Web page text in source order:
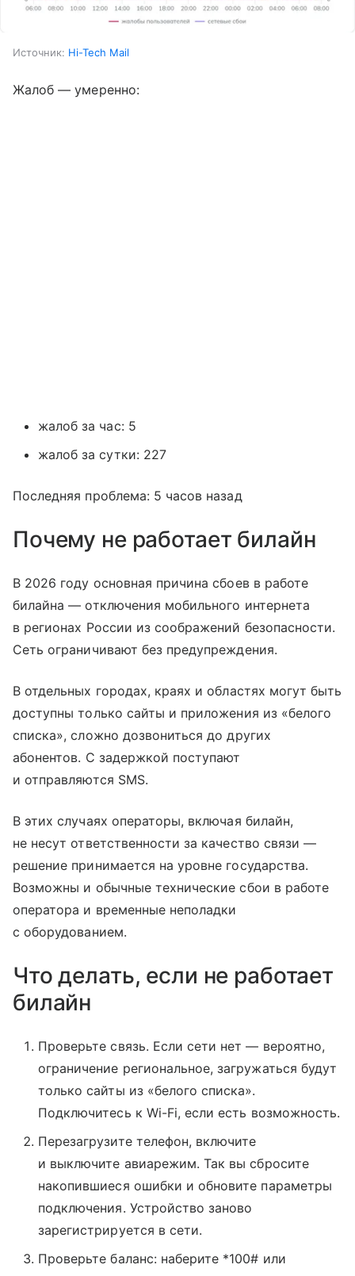
Источник: Hi-Tech Mail
Жалоб — умеренно:
жалоб за час: 5
жалоб за сутки: 227
Последняя проблема: 5 часов назад
Почему не работает билайн
В 2026 году основная причина сбоев в работе
билайна — отключения мобильного интернета
в регионах России из соображений безопасности.
Сеть ограничивают без предупреждения.
В отдельных городах, краях и областях могут быть
доступны только сайты и приложения из «белого
списка», сложно дозвониться до других
абонентов. С задержкой поступают
и отправляются SMS.
В этих случаях операторы, включая билайн,
не несут ответственности за качество связи —
решение принимается на уровне государства.
Возможны и обычные технические сбои в работе
оператора и временные неполадки
с оборудованием.
Что делать, если не работает
билайн
Проверьте связь. Если сети нет — вероятно,
ограничение региональное, загружаться будут
только сайты из «белого списка».
Подключитесь к Wi-Fi, если есть возможность.
Перезагрузите телефон, включите
и выключите авиарежим. Так вы сбросите
накопившиеся ошибки и обновите параметры
подключения. Устройство заново
зарегистрируется в сети.
Проверьте баланс: наберите *100# или